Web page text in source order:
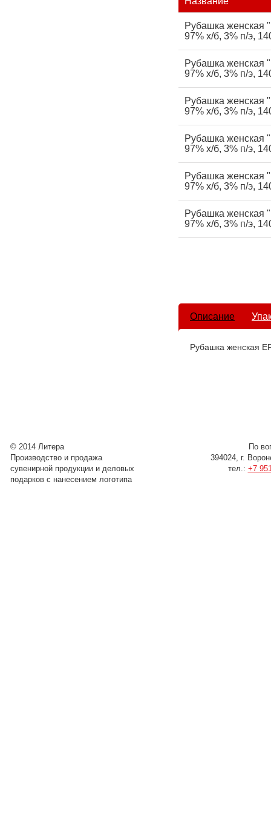
Рубашка женская
97% х/б, 3% п/э,
Рубашка женская
97% х/б, 3% п/э,
Рубашка женская
97% х/б, 3% п/э,
Рубашка женская
97% х/б, 3% п/э,
Рубашка женская
97% х/б, 3% п/э,
Рубашка женская
97% х/б, 3% п/э,
Описание
Рубашка женская
© 2014 Литера
Производство и продажа
сувенирной продукции и деловых
подарков с нанесением логотипа
По
394024, г.
тел.: +7